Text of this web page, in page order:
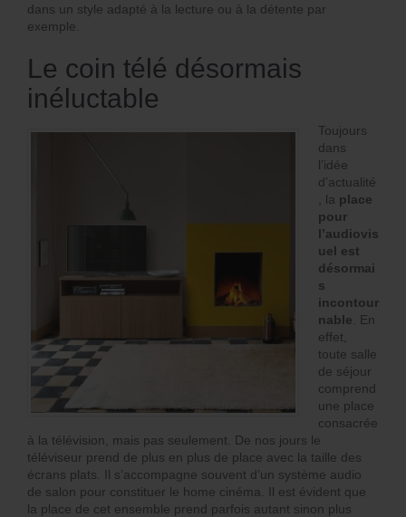
dans un style adapté à la lecture ou à la détente par
exemple.
Le coin télé désormais
inéluctable
Toujours
dans
l’idée
d’actualité
, la place
pour
l’audiovis
uel est
désormai
s
incontour
nable . En
effet,
toute salle
de séjour
comprend
une place
consacrée
à la télévision, mais pas seulement. De nos jours le
téléviseur prend de plus en plus de place avec la taille des
écrans plats. Il s’accompagne souvent d’un système audio
de salon pour constituer le home cinéma. Il est évident que
la place de cet ensemble prend parfois autant sinon plus